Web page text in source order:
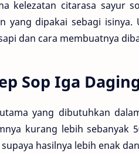
kelezatan citarasa sayur
yang dipakai sebagi
dan cara membuatnya
Sop Iga
yang dibutuhkan
kurang lebih sebanyak
hasilnya lebih enak